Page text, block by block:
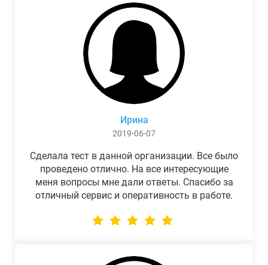
Ирина
2019-06-07
Сделала тест в данной организации. Все было
проведено отлично. На все интересующие
меня вопросы мне дали ответы. Спасибо за
отличный сервис и оперативность в работе.